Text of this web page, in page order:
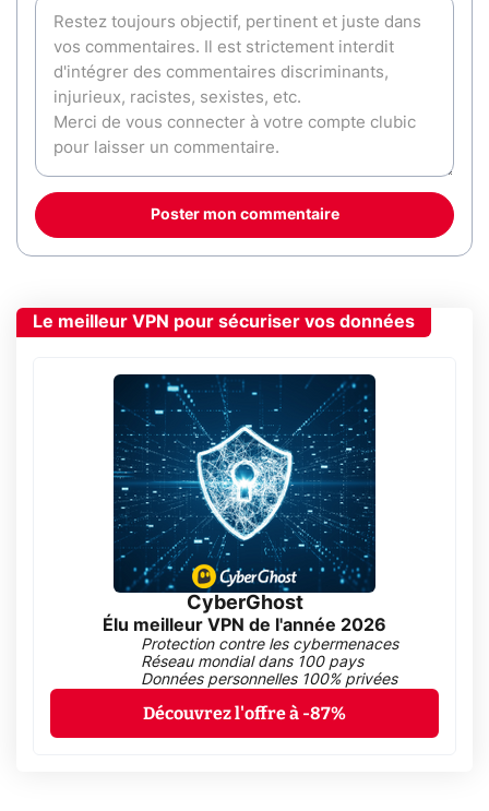
Poster mon commentaire
Le meilleur VPN pour sécuriser vos données
CyberGhost
Élu meilleur VPN de l'année 2026
Protection contre les cybermenaces
Réseau mondial dans 100 pays
Données personnelles 100% privées
Découvrez l'offre à -87%